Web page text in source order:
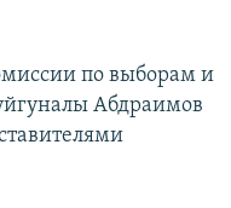
по выборам и
Абдраимов